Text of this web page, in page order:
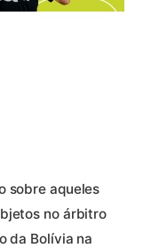
sobre aqueles
no árbitro
da Bolívia na